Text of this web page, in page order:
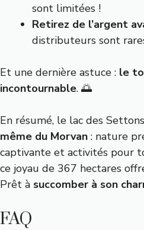
sont limitées !
Retirez de l’argent
distributeurs sont
Et une dernière astuce : le
incontournable. 🌅
En résumé, le lac des
même du Morvan : nature
captivante et activités pour
ce joyau de 367 hectares
Prêt à succomber à son
FAQ